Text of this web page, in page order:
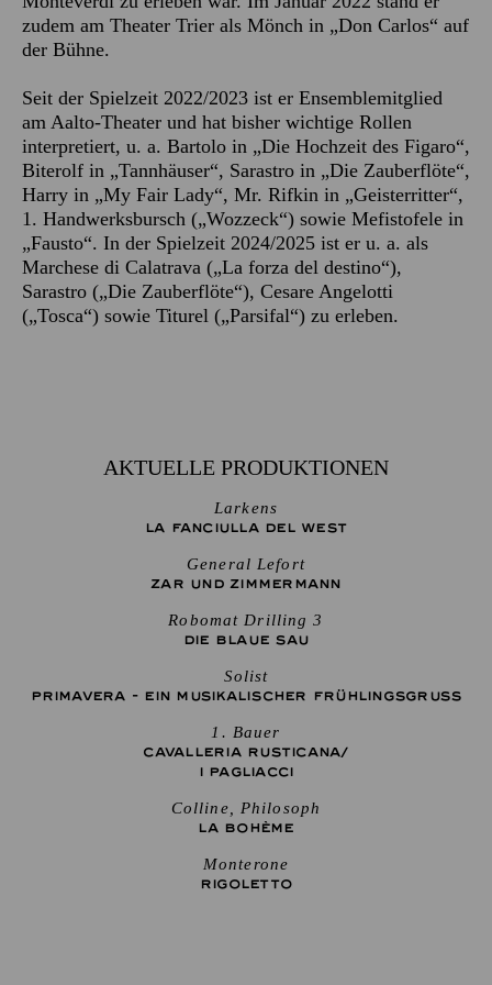
zudem am Theater Trier als Mönch in „Don Carlos“ auf
der Bühne.
Seit der Spielzeit 2022/2023 ist er Ensemblemitglied
am Aalto-Theater und hat bisher wichtige Rollen
interpretiert, u. a. Bartolo in „Die Hochzeit des Figaro“,
Biterolf in „Tannhäuser“, Sarastro in „Die Zauberflöte“,
Harry in „My Fair Lady“, Mr. Rifkin in „Geisterritter“,
1. Handwerksbursch („Wozzeck“) sowie Mefistofele in
„Fausto“. In der Spielzeit 2024/2025 ist er u. a. als
Marchese di Calatrava („La forza del destino“),
Sarastro („Die Zauberflöte“), Cesare Angelotti
(„Tosca“) sowie Titurel („Parsifal“) zu erleben.
AKTUELLE PRODUKTIONEN
Larkens
LA FANCIULLA DEL WEST
General Lefort
ZAR UND ZIMMERMANN
Robomat Drilling 3
DIE BLAUE SAU
Solist
PRIMAVERA - EIN MUSIKALISCHER FRÜHLINGSGRUSS
1. Bauer
CAVALLERIA RUSTICANA/
I PAGLIACCI
Colline, Philosoph
LA BOHÈME
Monterone
RIGO­LETTO